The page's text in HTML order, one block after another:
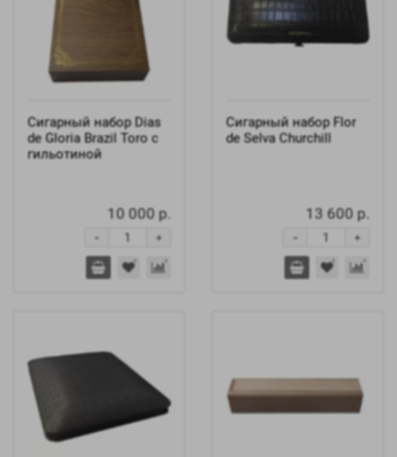
Сигарный набор Dias
de Gloria Brazil Toro с
гильотиной
10 000 р.
+
-
Сигарный набор Flor
de Selva Churchill
13 600 р.
+
-